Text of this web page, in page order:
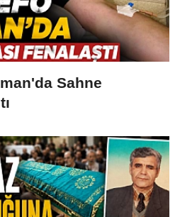
Sahne